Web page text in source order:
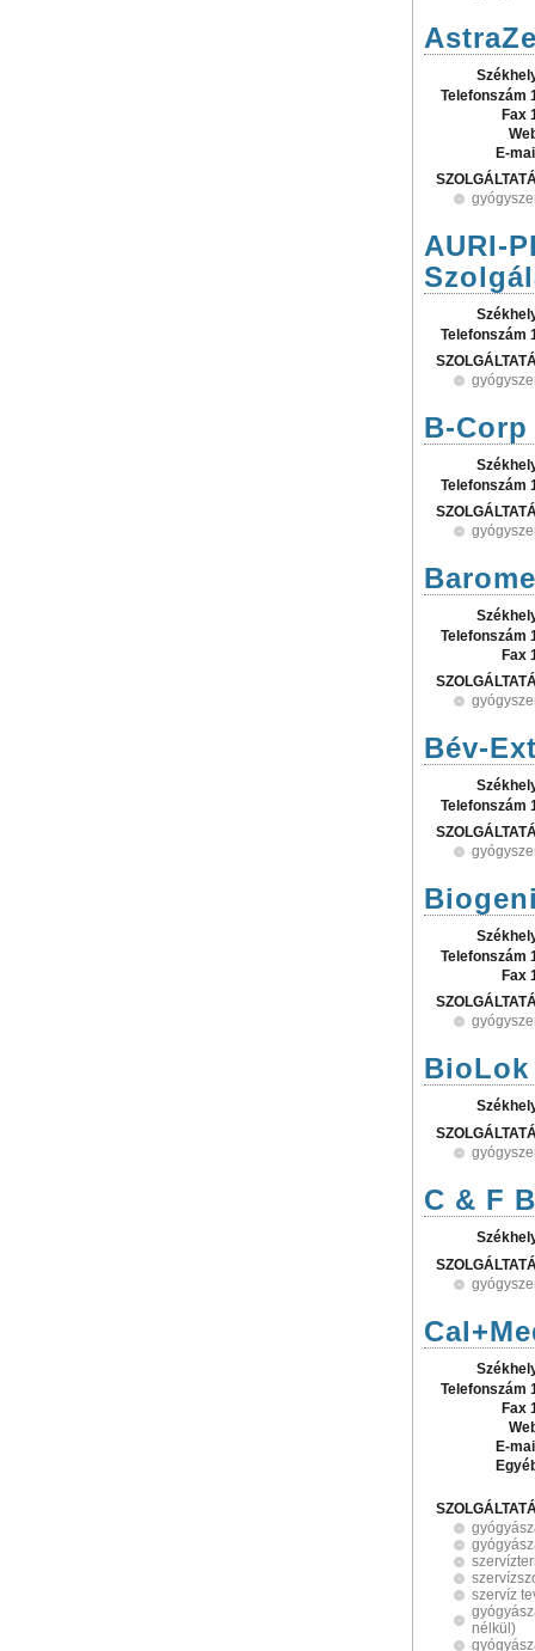
Telefonszám
Fax
E-
AURI-
Telefonszám
B-
Telefonszám
Telefonszám
Fax
Bév-
Telefonszám
Telefonszám
Fax
BioLok
C & F
Telefonszám
Fax
E-
szervíz
nélkül)